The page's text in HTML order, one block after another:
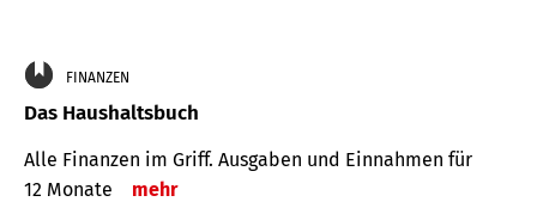
FINANZEN
Das Haushaltsbuch
Alle Finanzen im Griff. Aus­gaben und Ein­nahmen für
12 Monate
mehr